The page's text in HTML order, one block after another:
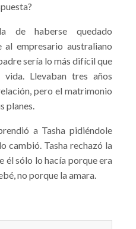
de haberse quedado
al empresario australiano
sería lo más difícil que
Llevaban tres años
pero el matrimonio
planes.
a Tasha pidiéndole
cambió. Tasha rechazó la
él sólo lo hacía porque era
no porque la amara.